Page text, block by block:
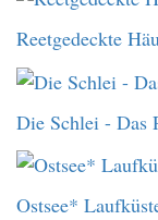
Reetgedeckte
Die Schlei - Das
Ostsee*